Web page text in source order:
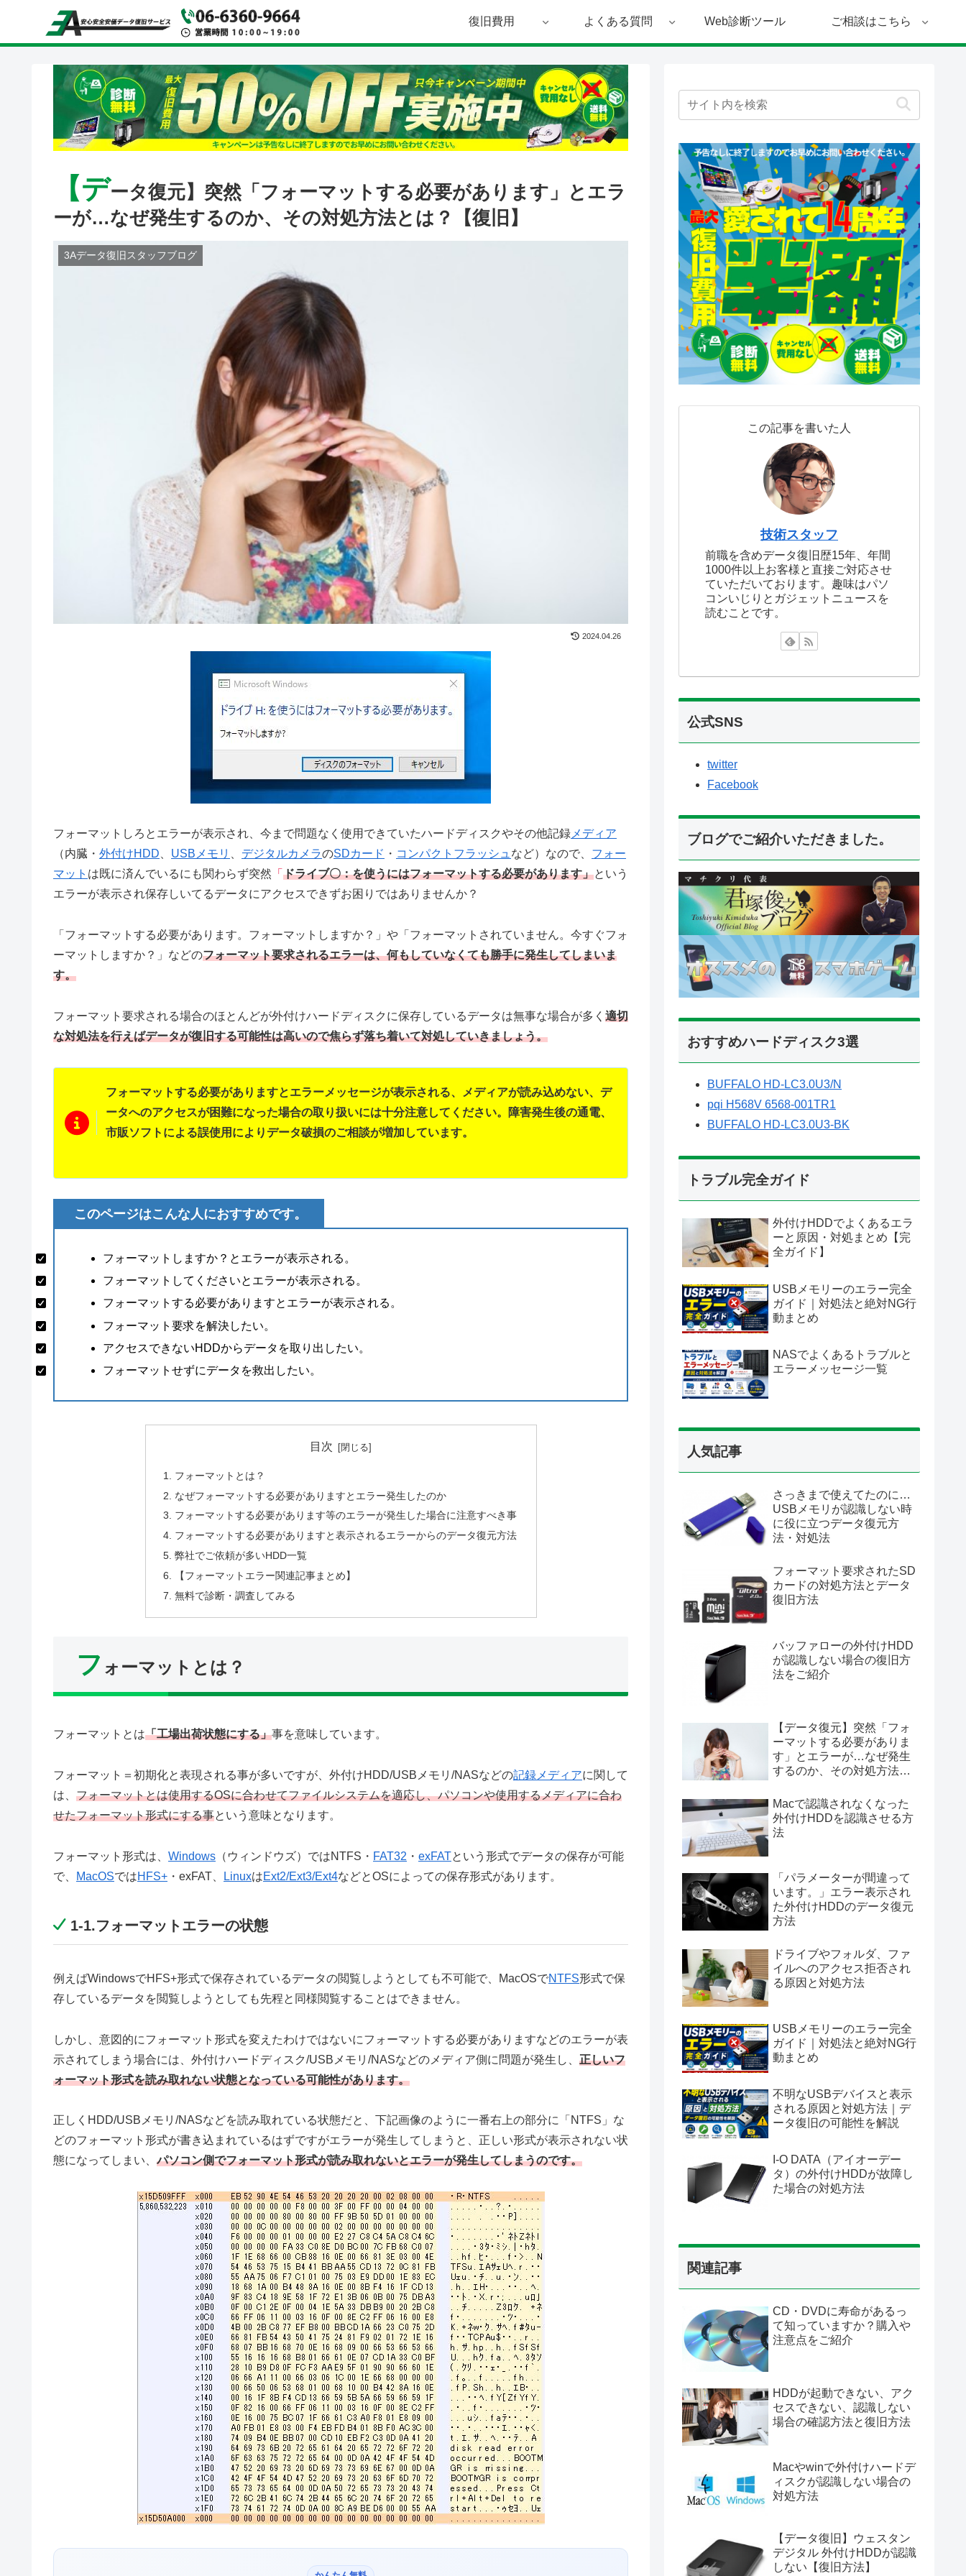
復旧費用 よくある質問 Web診断ツール ご相談はこちら
【データ復元】突然「フォーマットする必要があります」とエラ
ーが…なぜ発生するのか、その対処方法とは？【復旧】
3Aデータ復旧スタッフブログ
2024.04.26
フォーマットしろとエラーが表示され、今まで問題なく使用できていたハードディスクやその他記録メディア
（内臓・ 外付けHDD、 USBメモリ 、 デジタルカメラのSDカード ・ コンパクトフラッシュなど）なので、 フォー
マット は既に済んでいるにも関わらず突然 「 ドライブ〇：を使うにはフォーマットする必要があります」という
エラーが表示され保存しいてるデータにアクセスできずお困りではありませんか？
「フォーマットする必要があります。フォーマットしますか？」や「フォーマットされていません。今すぐフォ
ーマットしますか？」などのフォーマット要求されるエラーは、何もしていなくても勝手に発生してしまいま
す。
フォーマット要求される場合のほとんどが外付けハードディスクに保存しているデータは無事な場合が多く 適切
な対処法を行えばデータが復旧する可能性は高いので焦らず落ち着いて対処していきましょう。
フォーマットする必要がありますとエラーメッセージが表示される、メディアが読み込めない、デ
ータへのアクセスが困難になった場合の取り扱いには十分注意してください。障害発生後の通電、
市販ソフトによる誤使用によりデータ破損のご相談が増加しています。
このページはこんな人におすすめです。
フォーマットしますか？とエラーが表示される。
フォーマットしてくださいとエラーが表示される。
フォーマットする必要がありますとエラーが表示される。
フォーマット要求を解決したい。
アクセスできないHDDからデータを取り出したい。
フォーマットせずにデータを救出したい。
目次
フォーマットとは？
なぜフォーマットする必要がありますとエラー発生したのか
フォーマットする必要があります等のエラーが発生した場合に注意すべき事
フォーマットする必要がありますと表示されるエラーからのデータ復元方法
弊社でご依頼が多いHDD一覧
【フォーマットエラー関連記事まとめ】
無料で診断・調査してみる
フ ォーマットとは？
フォーマットとは「工場出荷状態にする」事を意味しています。
フォーマット＝初期化と表現される事が多いですが、外付けHDD/USBメモリ/NASなどの記録メディアに関して
は、 フォーマットとは使用するOSに合わせてファイルシステムを適応し、パソコンや使用するメディアに合わ
せたフォーマット形式にする事という意味となります。
フォーマット形式は、 Windows （ウィンドウズ）ではNTFS・ FAT32 ・ exFATという形式でデータの保存が可能
で、
MacOSではHFS+ ・exFAT、 LinuxはExt2/Ext3/Ext4などとOSによっての保存形式があります。
1-1.フォーマットエラーの状態
例えばWindowsでHFS+形式で保存されているデータの閲覧しようとしても不可能で、MacOSでNTFS形式で保
存しているデータを閲覧しようとしても先程と同様閲覧することはできません。
しかし、意図的にフォーマット形式を変えたわけではないにフォーマットする必要がありますなどのエラーが表
示されてしまう場合には、外付けハードディスク/USBメモリ/NASなどのメディア側に問題が発生し、 正しいフ
ォーマット形式を読み取れない状態となっている可能性があります。
正しくHDD/USBメモリ/NASなどを読み取れている状態だと、下記画像のように一番右上の部分に「NTFS」な
どのフォーマット形式が書き込まれているはずですがエラーが発生してしまうと、正しい形式が表示されない状
態になってしまい、パソコン側でフォーマット形式が読み取れないとエラーが発生してしまうのです。
この記事を書いた人
技術スタッフ
前職を含めデータ復旧歴15年、年間
1000件以上お客様と直接ご対応させ
ていただいております。趣味はパソ
コンいじりとガジェットニュースを
読むことです。
公式SNS
twitter
Facebook
ブログでご紹介いただきました。
おすすめハードディスク3選
BUFFALO HD-LC3.0U3/N
pqi H568V 6568-001TR1
BUFFALO HD-LC3.0U3-BK
トラブル完全ガイド
外付けHDDでよくあるエラ
ーと原因・対処まとめ【完
全ガイド】
USBメモリーのエラー完全
ガイド｜対処法と絶対NG行
動まとめ
NASでよくあるトラブルと
エラーメッセージ一覧
人気記事
さっきまで使えてたのに…
USBメモリが認識しない時
に役に立つデータ復元方
法・対処法
フォーマット要求されたSD
カードの対処方法とデータ
復旧方法
バッファローの外付けHDD
が認識しない場合の復旧方
法をご紹介
【データ復元】突然「フォ
ーマットする必要がありま
す」とエラーが…なぜ発生
するのか、その対処方法と
Macで認識されなくなった
外付けHDDを認識させる方
法
「パラメーターが間違って
います。」エラー表示され
た外付けHDDのデータ復元
方法
ドライブやフォルダ、ファ
イルへのアクセス拒否され
る原因と対処方法
USBメモリーのエラー完全
ガイド｜対処法と絶対NG行
動まとめ
不明なUSBデバイスと表示
される原因と対処方法｜デ
ータ復旧の可能性を解説
I-O DATA（アイオーデー
タ）の外付けHDDが故障し
た場合の対処方法
関連記事
CD・DVDに寿命があるっ
て知っていますか？購入や
注意点をご紹介
HDDが起動できない、アク
セスできない、認識しない
場合の確認方法と復旧方法
Macやwinで外付けハードデ
ィスクが認識しない場合の
対処方法
【データ復旧】ウェスタン
デジタル 外付けHDDが認識
しない【復旧方法】